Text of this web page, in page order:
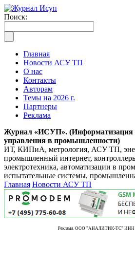
Поиск:
Главная
Новости АСУ ТП
О нас
Контакты
Авторам
Темы на 2026 г.
Партнеры
Реклама
Журнал «ИСУП». (Информатизация
управления в промышленности)
ИТ, КИПиА, метрология, АСУ ТП,
промышленный интернет,
электротехника, автоматизации в
испытательные системы,
Главная Новости АСУ ТП
Реклама. ООО "АНАЛИТИК-ТС" ИНН